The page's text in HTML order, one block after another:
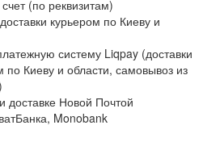
(по реквизитам)
курьером по Киеву и
систему Liqpay (доставки
Киеву и области, самовывоз из
Новой Почтой
Monobank